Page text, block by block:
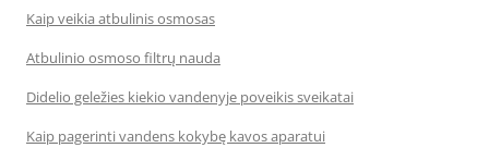
Kaip veikia atbulinis osmosas
Atbulinio osmoso filtrų nauda
Didelio geležies kiekio vandenyje poveikis sveikatai
Kaip pagerinti vandens kokybę kavos aparatui